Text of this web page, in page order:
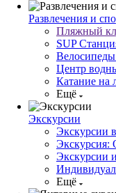
Развлечения и
Пляжный
SUP
Центр
Катание на
Ещё
Экскурсии
Экскурсии
Экскурсия:
Экскурсии
Ещё